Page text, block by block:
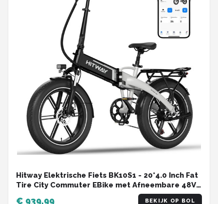
Hitway Elektrische Fiets BK10S1 - 20*4.0 Inch Fat
Tire City Commuter EBike met Afneembare 48V
13Ah Lithium Batterij - Opvouwbaar Mountain E-
€ 939,99 BEKIJK OP BOL